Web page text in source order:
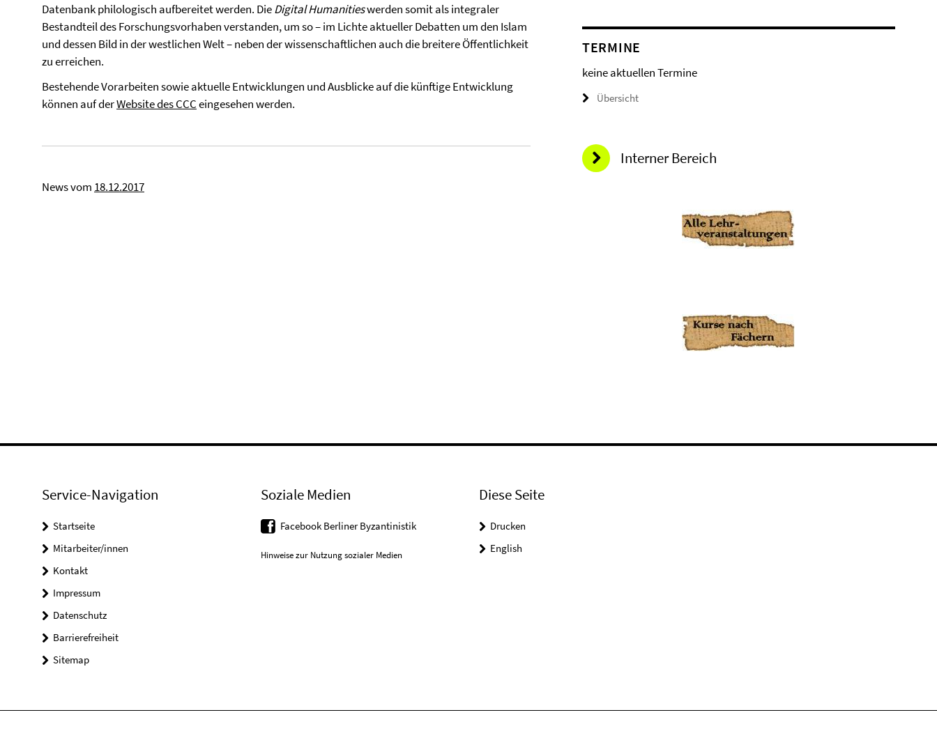
Datenbank philologisch aufbereitet werden. DieDigital Humanitieswerden somit als integraler
Bestandteil des Forschungsvorhaben verstanden, um so – im Lichte aktueller Debatten um den Islam
und dessen Bild in der westlichen Welt – neben der wissenschaftlichen auch die breitere Öffentlichkeit
zu erreichen.
Bestehende Vorarbeiten sowie aktuelle Entwicklungen und Ausblicke auf die künftige Entwicklung
können auf derWebsite des CCCeingesehen werden.
News vom 18.12.2017
TERMINE
keine aktuellen Termine
Übersicht
Interner Bereich
Service-Navigation
Startseite
Mitarbeiter/innen
Kontakt
Impressum
Datenschutz
Barrierefreiheit
Sitemap
Soziale Medien
Facebook Berliner Byzantinistik
Hinweise zur Nutzung sozialer Medien
Diese Seite
Drucken
English